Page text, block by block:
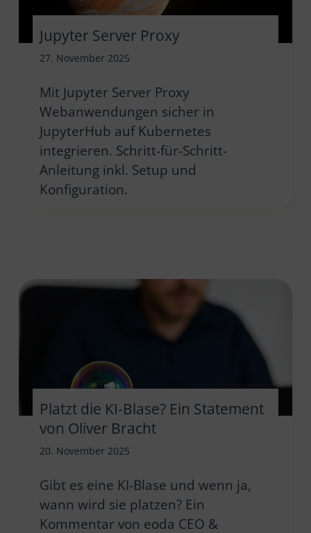
Jupyter Server Proxy
27. November 2025
Mit Jupyter Server Proxy
Webanwendungen sicher in
JupyterHub auf Kubernetes
integrieren. Schritt-für-Schritt-
Anleitung inkl. Setup und
Konfiguration.
Platzt die KI-Blase? Ein Statement
von Oliver Bracht
20. November 2025
Gibt es eine KI-Blase und wenn ja,
wann wird sie platzen? Ein
Kommentar von eoda CEO &